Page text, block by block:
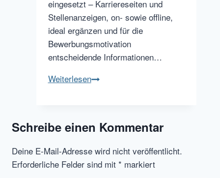
eingesetzt – Karriereseiten und
Stellenanzeigen, on- sowie offline,
ideal ergänzen und für die
Bewerbungsmotivation
entscheidende Informationen…
WeiterlesenMit
Social
das
Laufen
Schreibe einen Kommentar
Deine E-Mail-Adresse wird nicht veröffentlicht.
Erforderliche Felder sind mit * markiert